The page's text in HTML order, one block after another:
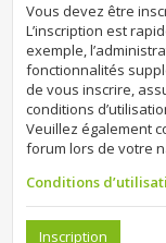
Vous devez être
L’inscription est
exemple,
fonctionnalités
de vous inscrire,
conditions
Veuillez également
forum lors de votre
Conditions
Inscription